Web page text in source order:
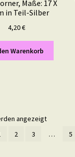
Maße: 17 X
in Teil-Silber
4,20€
Warenkorb
angezeigt
2 3 … 5